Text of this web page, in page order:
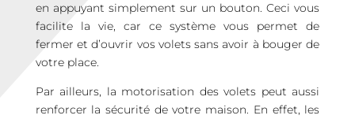
en appuyant simplement sur un bouton. Ceci vous
facilite la vie, car ce système vous permet de
fermer et d’ouvrir vos volets sans avoir à bouger de
votre place.
Par ailleurs, la motorisation des volets peut aussi
renforcer la sécurité de votre maison. En effet, les